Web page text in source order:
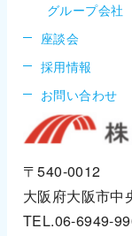
グループ会社
座談会
採用情報
お問い合わせ
〒540-0012
大阪府大阪市
TEL.06-6949-